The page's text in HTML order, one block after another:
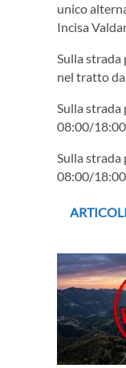
unico
Incisa
Sulla strada
nel tratto
Sulla
08:00/
Sulla
08:00/